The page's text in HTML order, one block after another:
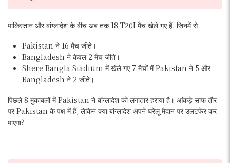
पाकिस्तान और बांग्लादेश के बीच अब तक 18 T20I मैच खेले गए हैं, जिनमें से:
Pakistan ने 16 मैच जीते।
Bangladesh ने केवल 2 मैच जीते।
Shere Bangla Stadium में खेले गए 7 मैचों में Pakistan ने 5 और
Bangladesh ने 2 जीते।
पिछले 8 मुकाबलों में Pakistan ने बांग्लादेश को लगातार हराया है। आंकड़े साफ तौर
पर Pakistan के पक्ष में हैं, लेकिन क्या बांग्लादेश अपने घरेलू मैदान पर उलटफेर कर
पाएगा?